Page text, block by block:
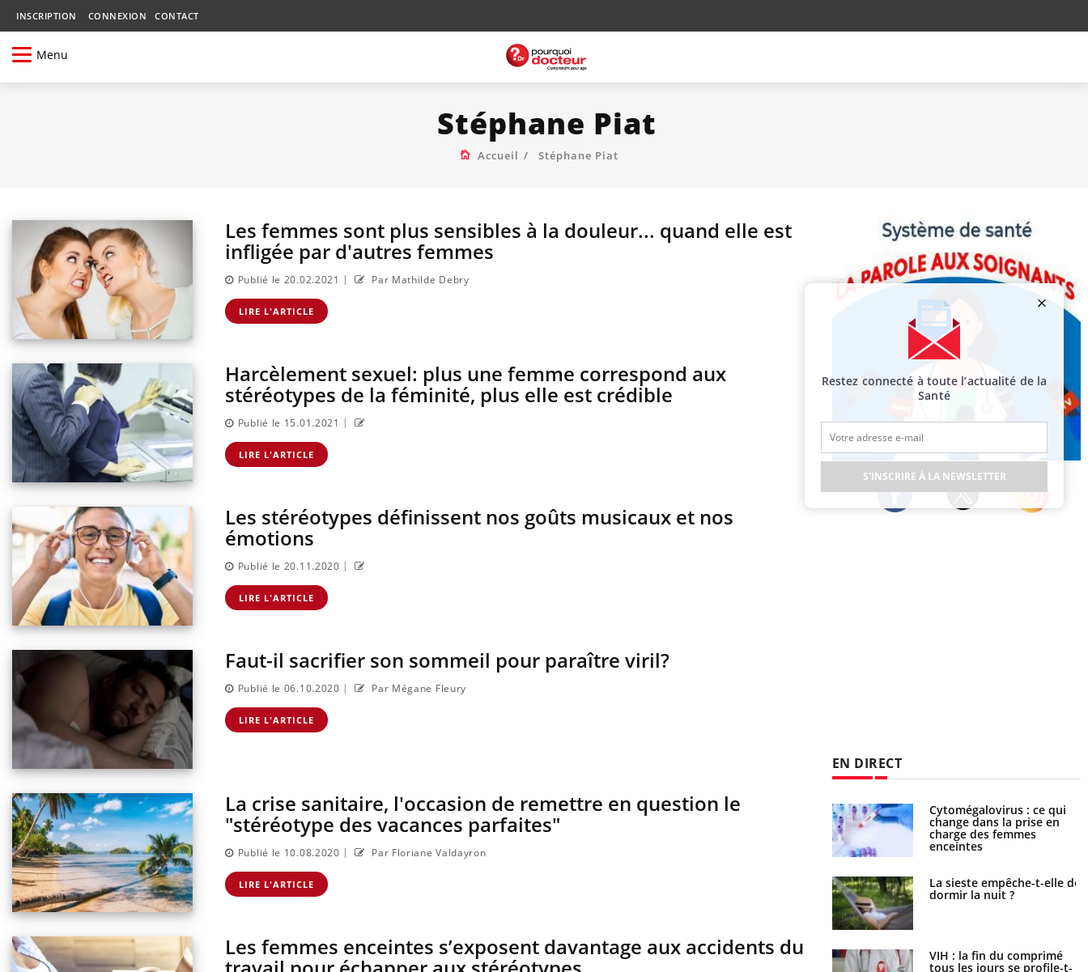
INSCRIPTION CONNEXION CONTACT
Menu
Stéphane Piat
Accueil Stéphane Piat
Les femmes sont plus sensibles à la douleur... quand elle est
infligée par d'autres femmes
Publié le 20.02.2021 | Par Mathilde Debry
LIRE L'ARTICLE
Harcèlement sexuel: plus une femme correspond aux
stéréotypes de la féminité, plus elle est crédible
Publié le 15.01.2021 |
LIRE L'ARTICLE
Les stéréotypes définissent nos goûts musicaux et nos
émotions
Publié le 20.11.2020 |
LIRE L'ARTICLE
Faut-il sacrifier son sommeil pour paraître viril?
Publié le 06.10.2020 | Par Mégane Fleury
LIRE L'ARTICLE
La crise sanitaire, l'occasion de remettre en question le
"stéréotype des vacances parfaites"
Publié le 10.08.2020 | Par Floriane Valdayron
LIRE L'ARTICLE
Les femmes enceintes s’exposent davantage aux accidents du
EN DIRECT
Comment éviter une otite
pendant les vacances ?
Hantavirus : un cas détecté
chez un touriste en France
Mortalité infantile : un
rapport s’interroge sur son
Grossesse à risque : ce jus
naturel attire l'attention
des chercheurs
Toujours connectés :
comment le travail
Cancer colorectal : une
Les médicaments GLP-1
Cytomégalovirus : ce qui
change dans la prise en
charge des femmes
enceintes
La sieste empêche-t-elle de
dormir la nuit ?
VIH : la fin du comprimé
tous les jours se profile-t-
Restez connecté à toute l’actualité de la
Santé
S'INSCRIRE À LA NEWSLETTER